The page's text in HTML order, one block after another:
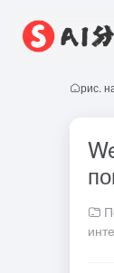
рис.